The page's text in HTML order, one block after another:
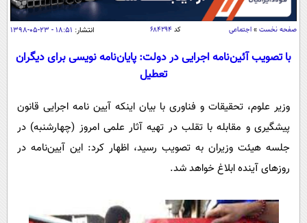
سیاسی
اقتصاد
اقتصادی
خودرو
جامعه
اجتماعی
سلامت
یک برش دانایی
سفر و تفریح
ورزشی
سیاست خارجی
فرهنگ و هنر
علم و دانش
اخبار کریپتو
فیلم
صفحه نخست » اجتماعی کد ۶۸۴۲۹۴ انتشار: ۱۸:۵۱ - ۲۳-۰۵-۱۳۹۸
با تصویب آئین‌نامه اجرایی در دولت: پایان‌نامه نویسی برای دیگران
تعطیل
وزیر علوم، تحقیقات و فناوری با بیان اینکه آیین نامه اجرایی قانون
پیشگیری و مقابله با تقلب در تهیه آثار علمی امروز (چهارشنبه) در
جلسه هیئت وزیران به تصویب رسید، اظهار کرد: این آیین‌نامه در
روزهای آینده ابلاغ خواهد شد.